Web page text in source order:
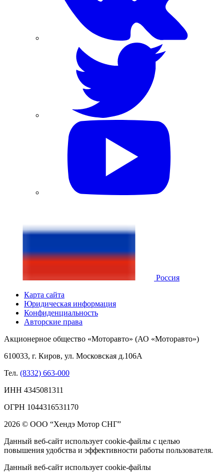
Россия
Карта сайта
Юридическая информация
Конфиденциальность
Авторские права
Акционерное общество «Моторавто» (АО «Моторавто»)
610033, г. Киров, ул. Московская д.106А
Тел. (8332) 663-000
ИНН 4345081311
ОГРН 1044316531170
2026 © ООО “Хендэ Мотор СНГ”
Данный веб-сайт использует cookie-файлы с целью
повышения удобства и эффективности работы пользователя.
Данный веб-сайт использует cookie-файлы